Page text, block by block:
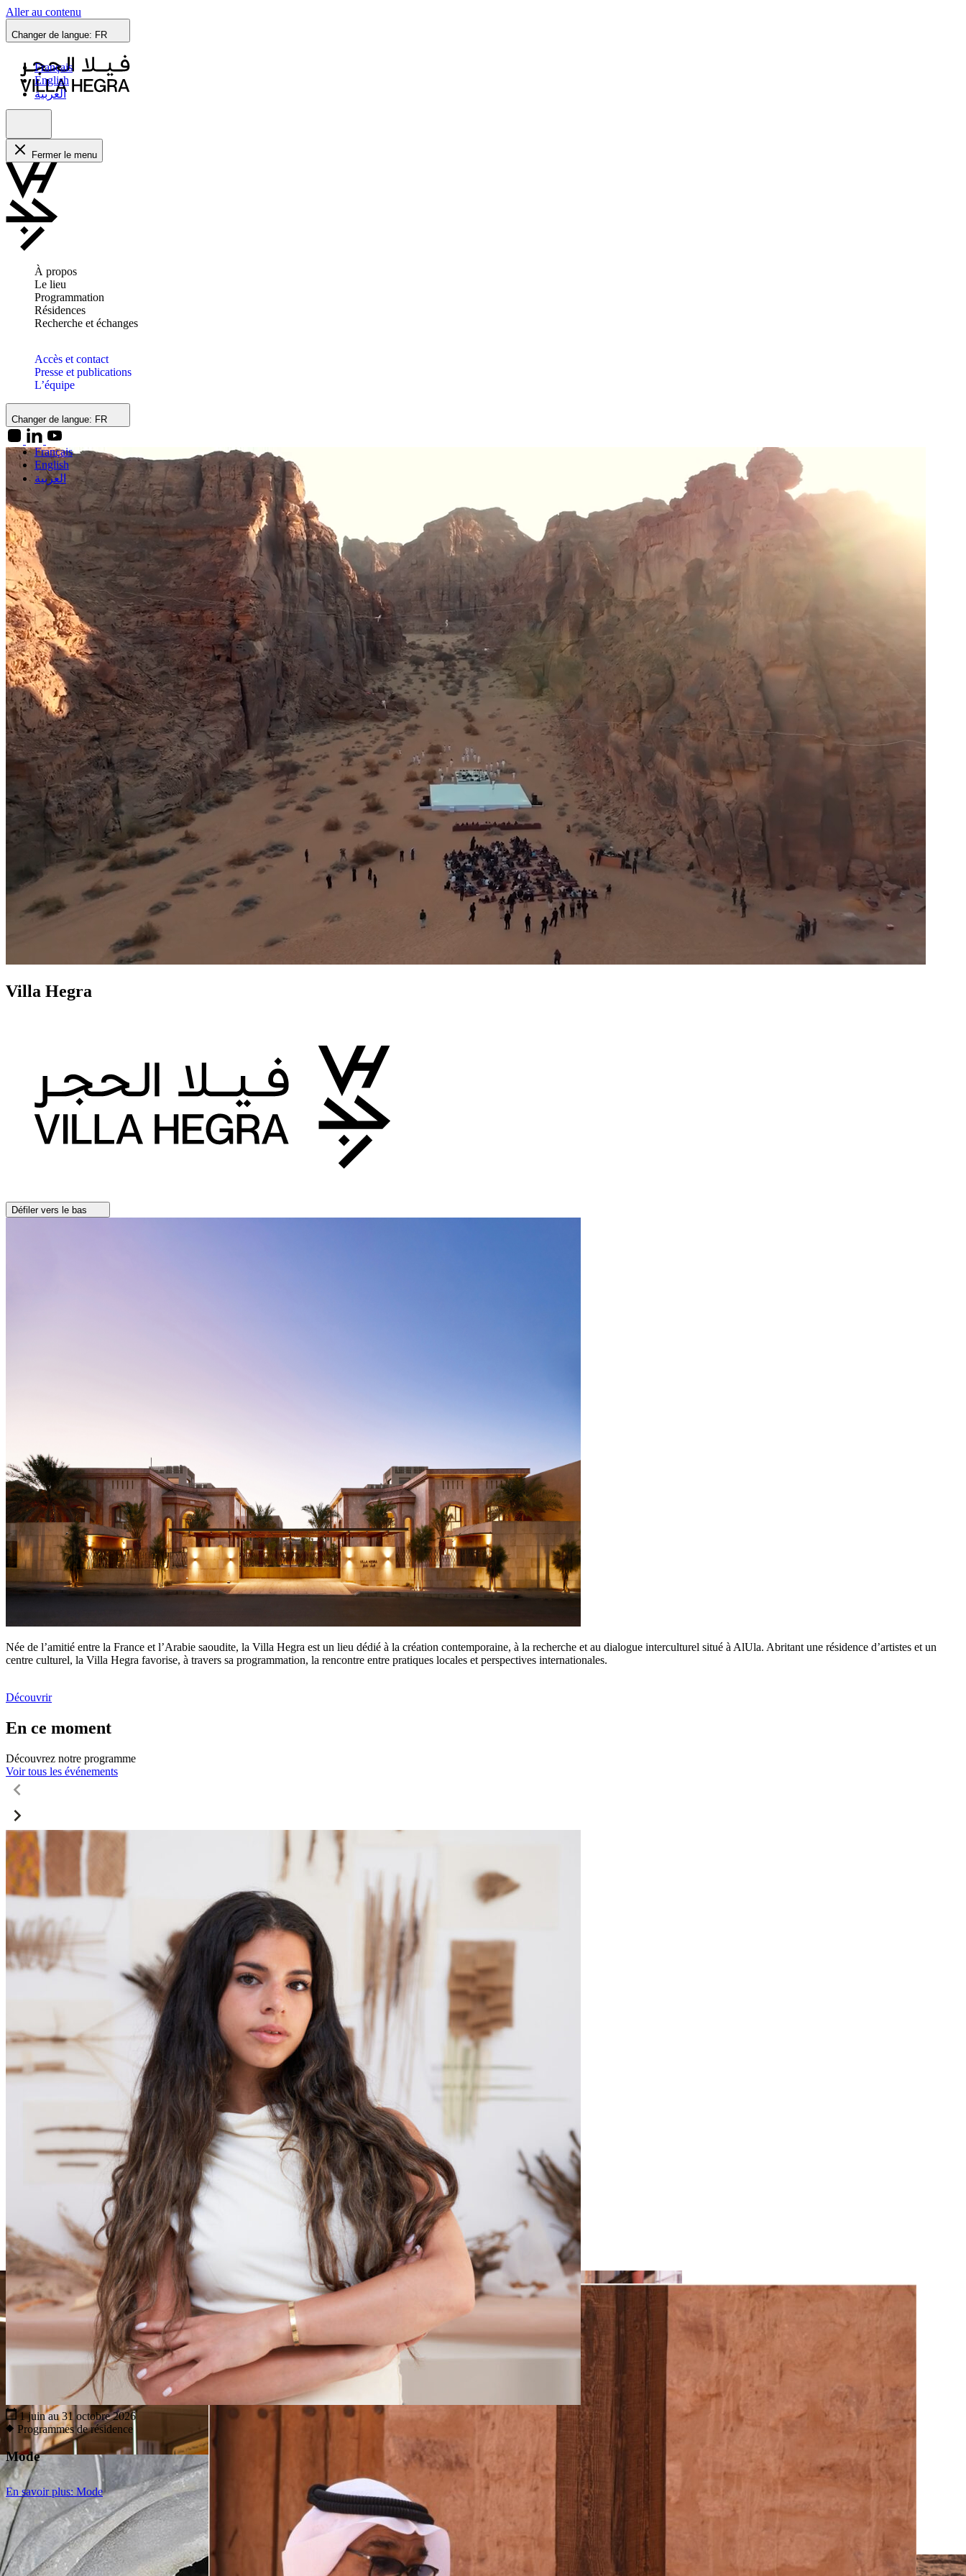
Aller au contenu
Changer de langue: FR
Français
English
العربية
Fermer le menu
À propos
Le lieu
Programmation
Résidences
Recherche et échanges
Accès et contact
Presse et publications
L’équipe
Changer de langue: FR
Français
English
العربية
Villa Hegra
Défiler vers le bas
Née de l’amitié entre la France et l’Arabie saoudite, la Villa Hegra est un lieu dédié à la création contemporaine, à la recherche et au dialogue interculturel situé à AlUla. Abritant une résidence d’artistes et un
centre culturel, la Villa Hegra favorise, à travers sa programmation, la rencontre entre pratiques locales et perspectives internationales.
Découvrir
En ce moment
Découvrez notre programme
Voir tous les événements
1 juin au 31 octobre 2026
Programmes de résidence
Mode
En savoir plus: Mode